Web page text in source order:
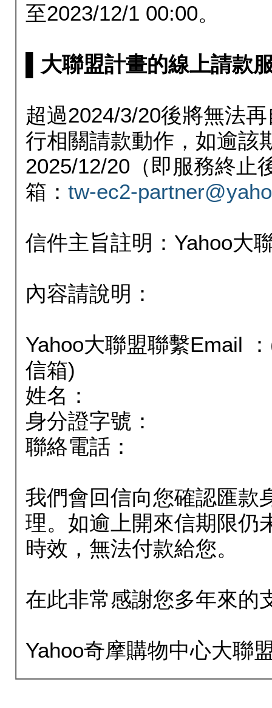
至2023/12/1 00:00。
▌大聯盟計畫的線上請款
超過2024/3/20後將無法
行相關請款動作，如逾該
2025/12/20（即服務終止
箱： tw-ec2-
信件主旨註明：Yahoo大
內容請說明：
Yahoo大聯盟聯繫Email
信箱)
姓名：
身分證字號：
聯絡電話：
我們會回信向您確認匯款
理。如逾上開來信期限仍
時效，無法付款給您。
在此非常感謝您多年來的
Yahoo奇摩購物中心大